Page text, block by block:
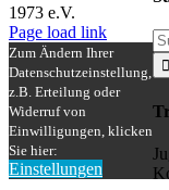
1973 e.V.
Facebook
Instagram
Page load link
Zum Ändern Ihrer
Datenschutzeinstellung,
z.B. Erteilung oder
Widerruf von
Einwilligungen, klicken
Sie hier:
Einstellungen